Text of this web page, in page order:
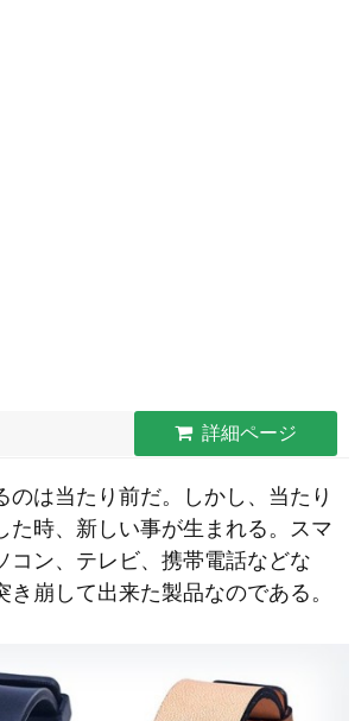
詳細ページ
のは当たり前だ。しかし、当たり
た時、新しい事が生まれる。スマ
コン、テレビ、携帯電話などな
き崩して出来た製品なのである。